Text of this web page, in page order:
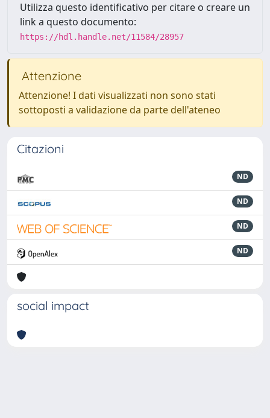
Utilizza questo identificativo per citare o creare un
link a questo documento:
https://hdl.handle.net/11584/28957
Attenzione
Attenzione! I dati visualizzati non sono stati
sottoposti a validazione da parte dell'ateneo
Citazioni
ND
ND
ND
ND
social impact